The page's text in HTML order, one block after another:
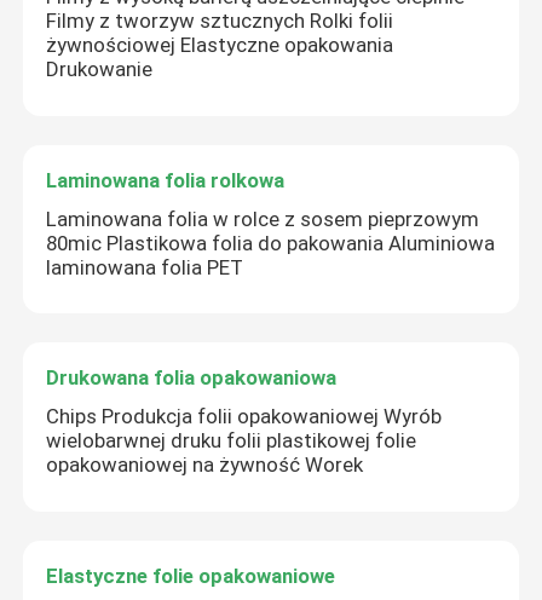
Filmy z tworzyw sztucznych Rolki folii
żywnościowej Elastyczne opakowania
Drukowanie
Laminowana folia rolkowa
Laminowana folia w rolce z sosem pieprzowym
80mic Plastikowa folia do pakowania Aluminiowa
laminowana folia PET
Drukowana folia opakowaniowa
Chips Produkcja folii opakowaniowej Wyrób
wielobarwnej druku folii plastikowej folie
opakowaniowej na żywność Worek
Elastyczne folie opakowaniowe